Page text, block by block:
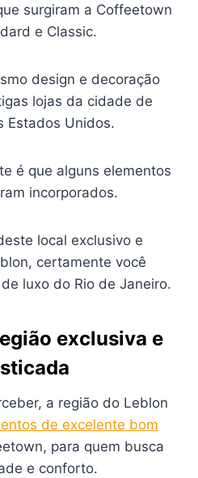
surgiram a Coffeetown
e Classic.
design e decoração
lojas da cidade de
Estados Unidos.
é que alguns elementos
incorporados.
local exclusivo e
certamente você
luxo do Rio de Janeiro.
exclusiva e
a região do Leblon
de excelente bom
para quem busca
e conforto.